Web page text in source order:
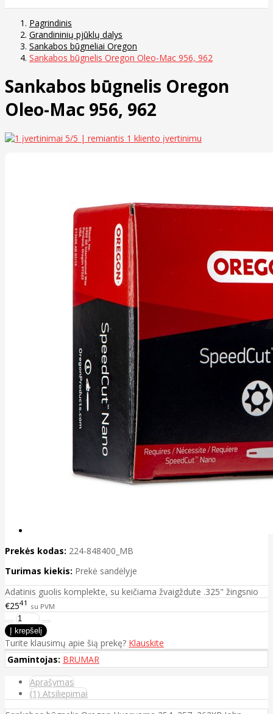
Pagrindinis
Grandininių pjūklų dalys
Sankabos būgneliai Oregon
Sankabos būgnelis Oregon Oleo-Mac 956, 962
Sankabos būgnelis Oregon
Oleo-Mac 956, 962
5/5 | remiantis 1 kliento įvertinimu
Prekės kodas: 224-848400_MB
Turimas kiekis: Prekė sandėlyje
Adatinis guolis komplekte, su keičiama žvaigždute .325" žingsnio
€2541 su PVM
Turite klausimų apie šią prekę? Klauskite
Gamintojas: BRUMAR
Aprašymas
(1) Atsiliepimai